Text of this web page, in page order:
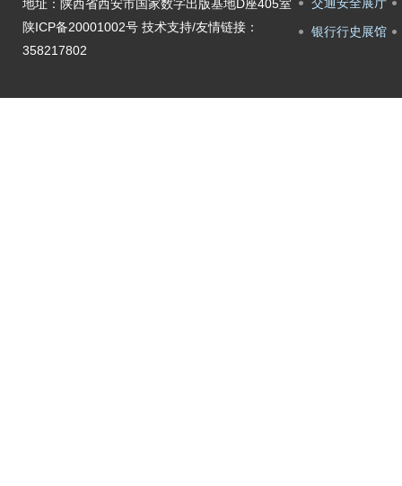
地址：陕西省西安市国家数字出版基地D座405室
陕ICP备20001002号技术支持/友情链接：
358217802
银行行史展馆